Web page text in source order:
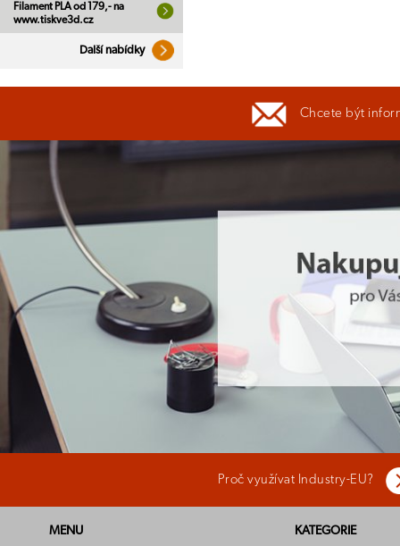
Filament PLA od 179,- na
www.tiskve3d.cz
Další nabídky
Chcete být
Proč využívat Industry-EU?
MENU
KATEGORIE